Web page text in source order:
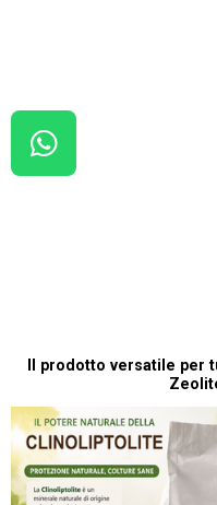
W
H
P
Il prodotto versatile per